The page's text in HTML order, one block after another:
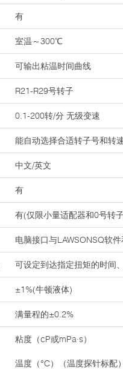
有
室温～300℃
可输出粘温时间曲线
R21-R29号转子
0.1-200转/分 无级变速
能自动选择合适转子号和转
中文/英文
有
有(仅限小量适配器和0号转
电脑接口与LAWSONSQ软
可设定到达指定扭矩的时间
±1%(牛顿液体)
满量程的±0.2%
粘度（cP或mPa·s）
温度（°C）（温度探针标配